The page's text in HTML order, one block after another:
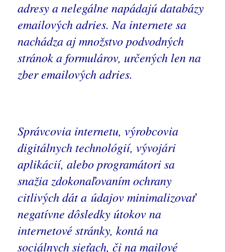
adresy a nelegálne napádajú databázy
emailových adries. Na internete sa
nachádza aj množstvo podvodných
stránok a formulárov, určených len na
zber emailových adries.
Správcovia internetu, výrobcovia
digitálnych technológií, vývojári
aplikácií, alebo programátori sa
snažia zdokonaľovaním ochrany
citlivých dát a údajov minimalizovať
negatívne dôsledky útokov na
internetové stránky, kontá na
sociálnych sieťach, či na mailové